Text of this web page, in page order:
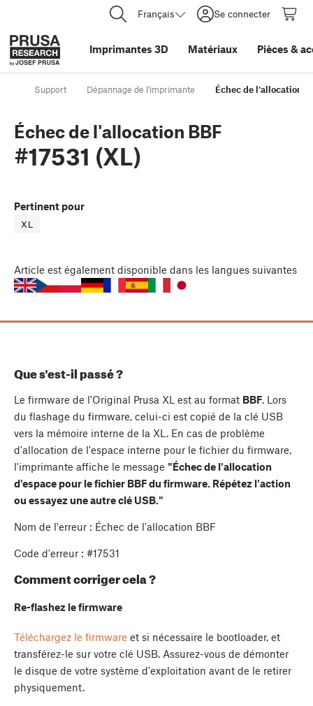
Français Se connecter
Imprimantes 3D Matériaux Pièces &
Support Dépannage de l'imprimante Échec de l'allocation
Échec de l'allocation BBF
#17531 (XL)
Pertinent pour
XL
Article est également disponible dans les langues suivantes
Que s'est-il passé ?
Le firmware de l'Original Prusa XL est au format BBF. Lors
du flashage du firmware, celui-ci est copié de la clé USB
vers la mémoire interne de la XL. En cas de problème
d'allocation de l'espace interne pour le fichier du firmware,
l'imprimante affiche le message "Échec de l'allocation
d'espace pour le fichier BBF du firmware. Répétez l'action
ou essayez une autre clé USB."
Nom de l'erreur : Échec de l'allocation BBF
Code d'erreur : #17531
Comment corriger cela ?
Re-flashez le firmware
Téléchargez le firmware et si nécessaire le bootloader, et
transférez-le sur votre clé USB. Assurez-vous de démonter
le disque de votre système d'exploitation avant de le retirer
physiquement.